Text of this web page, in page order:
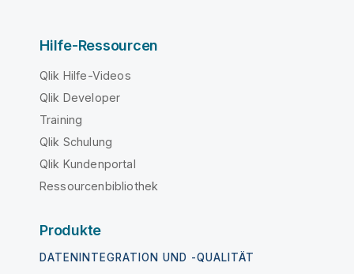
Hilfe-Ressourcen
Qlik Hilfe-Videos
Qlik Developer
Training
Qlik Schulung
Qlik Kundenportal
Ressourcenbibliothek
Produkte
DATENINTEGRATION UND -QUALITÄT